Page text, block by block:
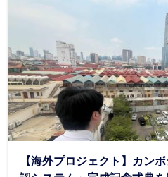
【海外プロジェクト】カン